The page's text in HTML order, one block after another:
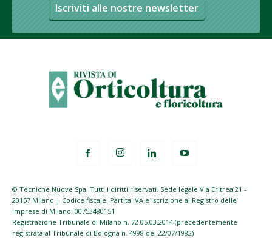
Iscriviti alle nostre newsletter
© Tecniche Nuove Spa. Tutti i diritti riservati. Sede legale Via Eritrea 21 -
20157 Milano | Codice fiscale, Partita IVA e Iscrizione al Registro delle
imprese di Milano: 00753480151
Registrazione Tribunale di Milano n. 72 05.03.2014 (precedentemente
registrata al Tribunale di Bologna n. 4998 del 22/07/1982)